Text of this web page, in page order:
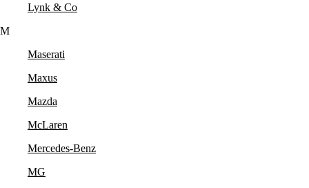
Lynk & Co
M
Maserati
Maxus
Mazda
McLaren
Mercedes-Benz
MG